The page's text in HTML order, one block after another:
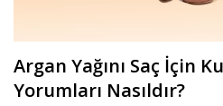
Argan Yağını Saç İçin
Yorumları Nasıldır?